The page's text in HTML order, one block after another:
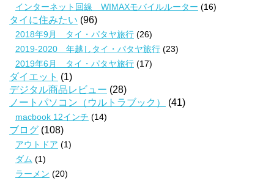
インターネット回線 WIMAXモバイルルーター (16)
タイに住みたい (96)
2018年9月 タイ・パタヤ旅行 (26)
2019-2020 年越しタイ・パタヤ旅行 (23)
2019年6月 タイ・パタヤ旅行 (17)
ダイエット (1)
デジタル商品レビュー (28)
ノートパソコン（ウルトラブック）
(41)
macbook 12インチ (14)
ブログ (108)
アウトドア (1)
ダム (1)
ラーメン (20)